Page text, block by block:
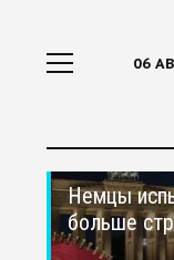
06
Немцы
больше